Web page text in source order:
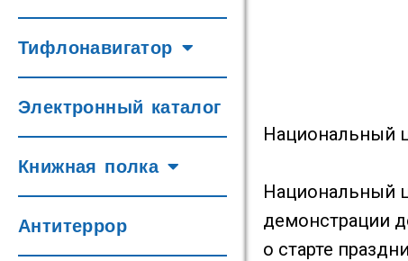
Тифлонавигатор
Электронный каталог
Книжная полка
Антитеррор
Национальный
Национальный
демонстрации
о старте